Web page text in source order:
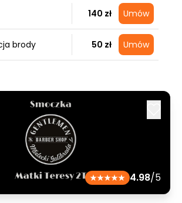
140 zł Umów
brody 50 zł Umów
4.98/5